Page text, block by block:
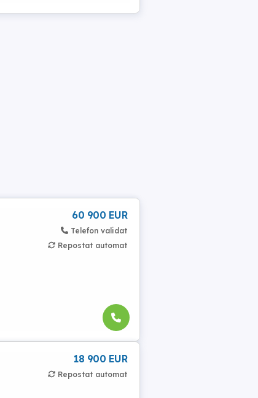
60 900 EUR
Telefon validat
Repostat automat
18 900 EUR
Repostat automat